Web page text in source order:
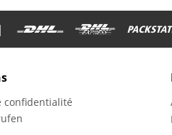
|
confidentialité